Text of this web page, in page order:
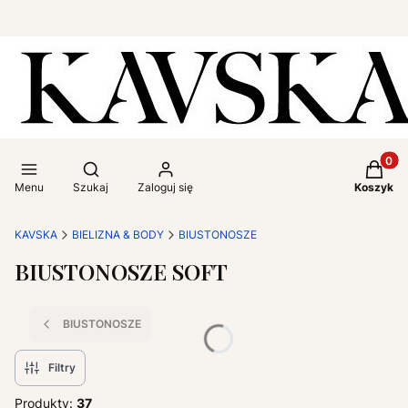
Menu
Otwórz wyszukiwarkę
Szukaj Zaloguj się Koszyk
KAVSKA BIELIZNA & BODY BIUSTONOSZE
BIUSTONOSZE SOFT
BIUSTONOSZE
Filtry
Produkty: 37